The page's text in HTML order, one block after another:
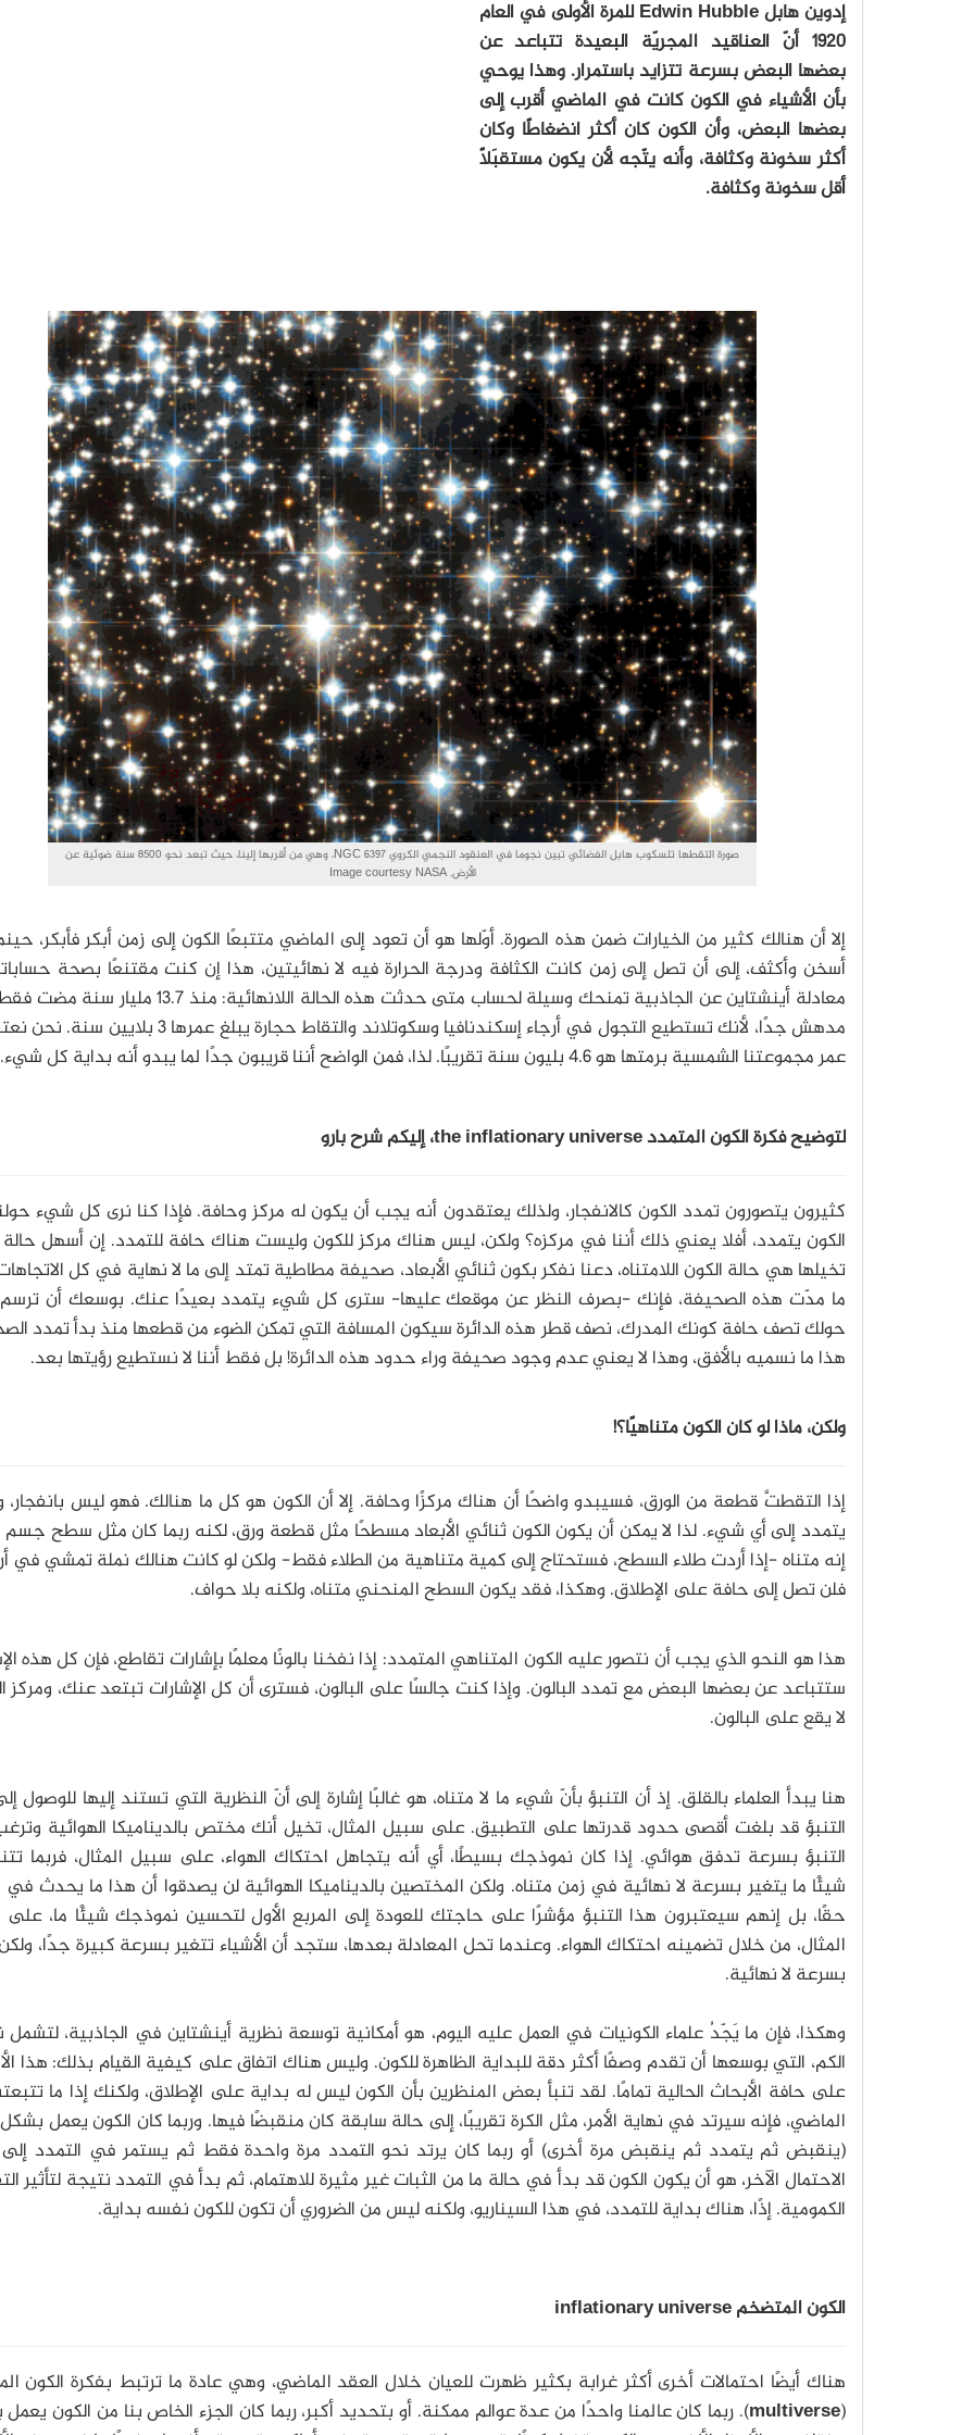
إدوين هابل Edwin Hubble للمرة الأولى في العام
1920 أنّ العناقيد المجريّة البعيدة تتباعد عن
بعضها البعض بسرعة تتزايد باستمرار. وهذا يوحي
بأن الأشياء في الكون كانت في الماضي أقرب إلى
بعضها البعض، وأن الكون كان أكثر انضغاطًا وكان
أكثر سخونة وكثافة، وأنه يتّجه لأن يكون مستقبَلًا
أقل سخونة وكثافة.
صورة التقطها تلسكوب هابل الفضائي تبين نجوما في العنقود النجمي الكروي NGC 6397، وهي من أقربها إلينا، حيث تبعد نحو 8500 سنة ضوئية عن
الأرض. Image courtesy NASA
إلا أن هنالك كثير من الخيارات ضمن هذه الصورة. أوّلها هو أن تعود إلى الماضي متتبعًا الكون إلى زمن أبكر فأبكر،
أسخن وأكثف، إلى أن تصل إلى زمن كانت الكثافة ودرجة الحرارة فيه لا نهائيتين، هذا إن كنت مقتنعًا بصحة
معادلة أينشتاين عن الجاذبية تمنحك وسيلة لحساب متى حدثت هذه الحالة اللانهائية: منذ
مدهش جدًا، لأنك تستطيع التجول في أرجاء إسكندنافيا وسكوتلاند والتقاط حجارة يبلغ
عمر مجموعتنا الشمسية برمتها هو 4.6 بليون سنة تقريبًا. لذا، فمن الواضح أننا قريبون جدًا لما يبدو أنه بداية كل شيء.
لتوضيح فكرة الكون المتمدد the inflationary universe، إليكم شرح بارو
كثيرون يتصورون تمدد الكون كالانفجار، ولذلك يعتقدون أنه يجب أن يكون له مركز وحافة. فإذا كنا نرى كل شيء
الكون يتمدد، أفلا يعني ذلك أننا في مركزه؟ ولكن، ليس هناك مركز للكون وليست هناك حافة للتمدد. إن أسهل
تخيلها هي حالة الكون اللامتناه، دعنا نفكر بكون ثنائي الأبعاد، صحيفة مطاطية تمتد إلى ما لا نهاية في كل
ما مدّت هذه الصحيفة، فإنك -بصرف النظر عن موقعك عليها- سترى كل شيء يتمدد بعيدًا عنك. بوسعك أن ترسم
حولك تصف حافة كونك المدرك، نصف قطر هذه الدائرة سيكون المسافة التي تمكن الضوء من قطعها منذ بدأ تمدد
هذا ما نسميه بالأفق، وهذا لا يعني عدم وجود صحيفة وراء حدود هذه الدائرة! بل فقط أننا لا نستطيع رؤيتها بعد.
ولكن، ماذا لو كان الكون متناهيًا؟!
إذا التقطتَّ قطعة من الورق، فسيبدو واضحًا أن هناك مركزًا وحافة. إلا أن الكون هو كل ما هنالك. فهو ليس بانفجار،
يتمدد إلى أي شيء. لذا لا يمكن أن يكون الكون ثنائي الأبعاد مسطحًا مثل قطعة ورق، لكنه ربما كان مثل سطح جسم
إنه متناه -إذا أردت طلاء السطح، فستحتاج إلى كمية متناهية من الطلاء فقط- ولكن لو كانت هنالك نملة تمشي في
فلن تصل إلى حافة على الإطلاق. وهكذا، فقد يكون السطح المنحني متناه، ولكنه بلا حواف.
هذا هو النحو الذي يجب أن نتصور عليه الكون المتناهي المتمدد: إذا نفخنا بالونًا معلمًا بإشارات تقاطع، فإن كل هذه
ستتباعد عن بعضها البعض مع تمدد البالون. وإذا كنت جالسًا على البالون، فسترى أن كل الإشارات تبتعد عنك، ومركز
لا يقع على البالون.
هنا يبدأ العلماء بالقلق. إذ أن التنبؤ بأنّ شيء ما لا متناه، هو غالبًا إشارة إلى أنّ النظرية التي تستند إليها للوصول
التنبؤ قد بلغت أقصى حدود قدرتها على التطبيق. على سبيل المثال، تخيل أنك مختص بالديناميكا الهوائية
التنبؤ بسرعة تدفق هوائي. إذا كان نموذجك بسيطًا، أي أنه يتجاهل احتكاك الهواء، على سبيل المثال، فربما
شيئًا ما يتغير بسرعة لا نهائية في زمن متناه. ولكن المختصين بالديناميكا الهوائية لن يصدقوا أن هذا ما يحدث في
حقًا، بل إنهم سيعتبرون هذا التنبؤ مؤشرًا على حاجتك للعودة إلى المربع الأول لتحسين نموذجك شيئًا ما،
المثال، من خلال تضمينه احتكاك الهواء. وعندما تحل المعادلة بعدها، ستجد أن الأشياء تتغير بسرعة كبيرة جدًا،
بسرعة لا نهائية.
وهكذا، فإن ما يَجّدُ علماء الكونيات في العمل عليه اليوم، هو أمكانية توسعة نظرية أينشتاين في الجاذبية، لتشمل
الكم، التي بوسعها أن تقدم وصفًا أكثر دقة للبداية الظاهرة للكون. وليس هناك اتفاق على كيفية القيام بذلك: هذا
على حافة الأبحاث الحالية تمامًا. لقد تنبأ بعض المنظرين بأن الكون ليس له بداية على الإطلاق، ولكنك إذا ما
الماضي، فإنه سيرتد في نهاية الأمر، مثل الكرة تقريبًا، إلى حالة سابقة كان منقبضًا فيها. وربما كان الكون يعمل
(ينقبض ثم يتمدد ثم ينقبض مرة أخرى) أو ربما كان يرتد نحو التمدد مرة واحدة فقط ثم يستمر في التمدد إلى
الاحتمال الآخر، هو أن يكون الكون قد بدأ في حالة ما من الثبات غير مثيرة للاهتمام، ثم بدأ في التمدد نتيجة لتأثير
الكمومية. إذًا، هناك بداية للتمدد، في هذا السيناريو، ولكنه ليس من الضروري أن تكون للكون نفسه بداية.
الكون المتضخمinflationary universe
هناك أيضًا احتمالات أخرى أكثر غرابة بكثير ظهرت للعيان خلال العقد الماضي، وهي عادة ما ترتبط بفكرة الكون
(
multiverse). ربما كان عالمنا واحدًا من عدة عوالم ممكنة. أو بتحديد أكبر، ربما كان الجزء الخاص بنا من الكون